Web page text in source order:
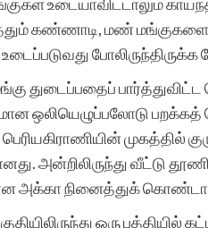
கண்ணாடி, மண்
போலிருந்திருக்க
துடைப்பதைப்
ஒலியெழுப்பலோடு
பெரியகிராணியின்
அன்றிலிருந்து வீட்டு
அக்கா நினைத்துக்
ஒரு